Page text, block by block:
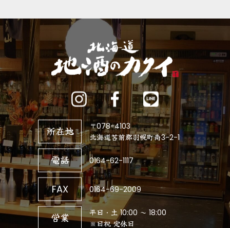
所在地
〒078-4103
北海道苫前郡羽幌町南3-2-1
電話 0164-62-1117
FAX 0164-69-2009
営業
平日・土 10:00 ～ 18:00
※日祝 定休日